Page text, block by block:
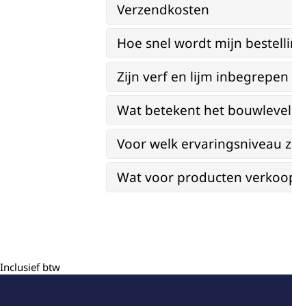
Verzendkosten
Hoe snel wordt mijn
Zijn verf en lijm
Wat betekent het
Voor welk ervaringsniveau
Wat voor producten
Inclusief btw